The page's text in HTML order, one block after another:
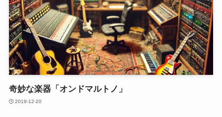
奇妙な楽器「オンドマルトノ」
2019-12-20